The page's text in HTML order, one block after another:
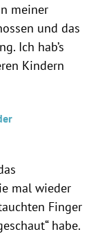
meiner
und das
Ich hab’s
Kindern
mal wieder
Finger
habe.